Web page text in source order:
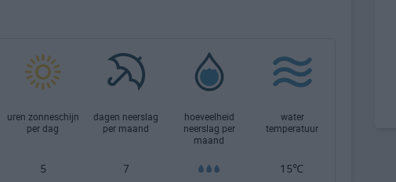
uren zonneschijn
per dag
dagen neerslag
per maand
hoeveelheid
neerslag per
maand
water
temperatuur
5 7 15℃